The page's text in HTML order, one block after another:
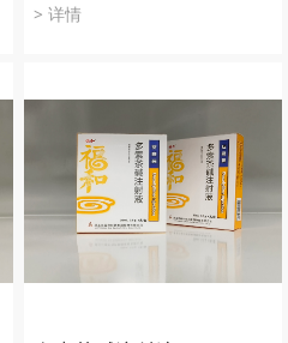
> 详情